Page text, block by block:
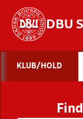
DBU
KLUB/HOLD